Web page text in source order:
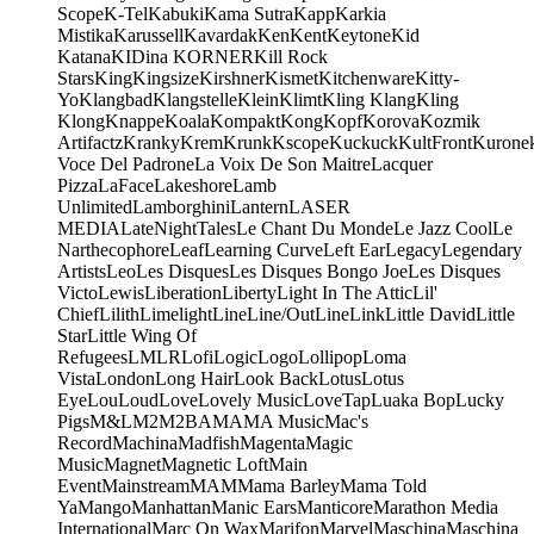
ScopeK-TelKabukiKama SutraKappKarkia
MistikaKarussellKavardakKenKentKeytoneKid
KatanaKIDina KORNERKill Rock
StarsKingKingsizeKirshnerKismetKitchenwareKitty-
YoKlangbadKlangstelleKleinKlimtKling KlangKling
KlongKnappeKoalaKompaktKongKopfKorovaKozmik
ArtifactzKrankyKremKrunkKscopeKuckuckKultFront
Voce Del PadroneLa Voix De Son MaitreLacquer
PizzaLaFaceLakeshoreLamb
UnlimitedLamborghiniLanternLASER
MEDIALateNightTalesLe Chant Du MondeLe Jazz CoolLe
NarthecophoreLeafLearning CurveLeft EarLegacyLegendary
ArtistsLeoLes DisquesLes Disques Bongo JoeLes Disques
VictoLewisLiberationLibertyLight In The AtticLil'
ChiefLilithLimelightLineLine/OutLineLinkLittle DavidLittle
StarLittle Wing Of
RefugeesLMLRLofiLogicLogoLollipopLoma
VistaLondonLong HairLook BackLotusLotus
EyeLouLoudLoveLovely MusicLoveTapLuaka BopLucky
PigsM&LM2M2BAMAMA MusicMac's
RecordMachinaMadfishMagentaMagic
MusicMagnetMagnetic LoftMain
EventMainstreamMAMMama BarleyMama Told
YaMangoManhattanManic EarsManticoreMarathon Media
InternationalMarc On WaxMarifonMarvelMaschinaMaschina